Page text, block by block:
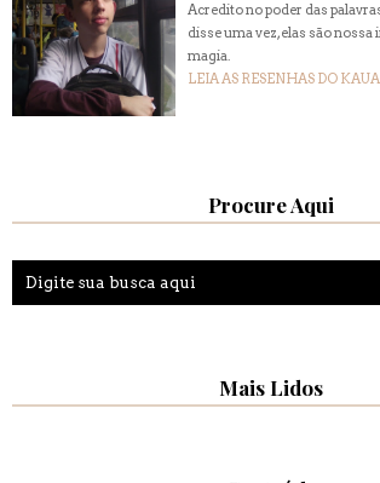
Acredito no poder das
disse uma vez, elas são
magia.
LEIA AS RESENHAS DO
Procure Aqui
Mais Lidos